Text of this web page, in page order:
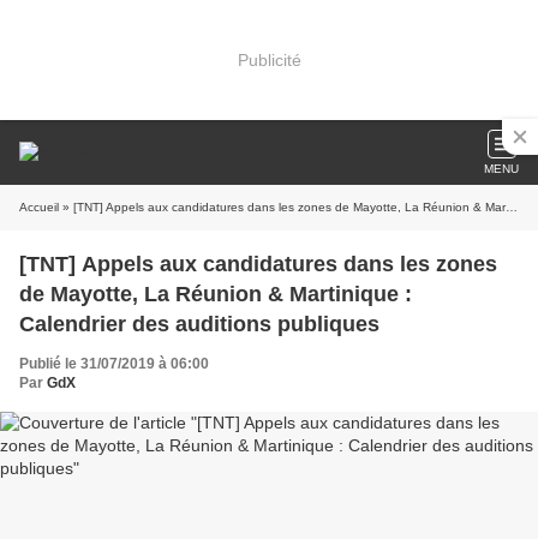
Publicité
MENU
Accueil » [TNT] Appels aux candidatures dans les zones de Mayotte, La Réunion & Martinique : Calendrier des auditions publiques
[TNT] Appels aux candidatures dans les zones
de Mayotte, La Réunion & Martinique :
Calendrier des auditions publiques
Publié le 31/07/2019 à 06:00
Par GdX